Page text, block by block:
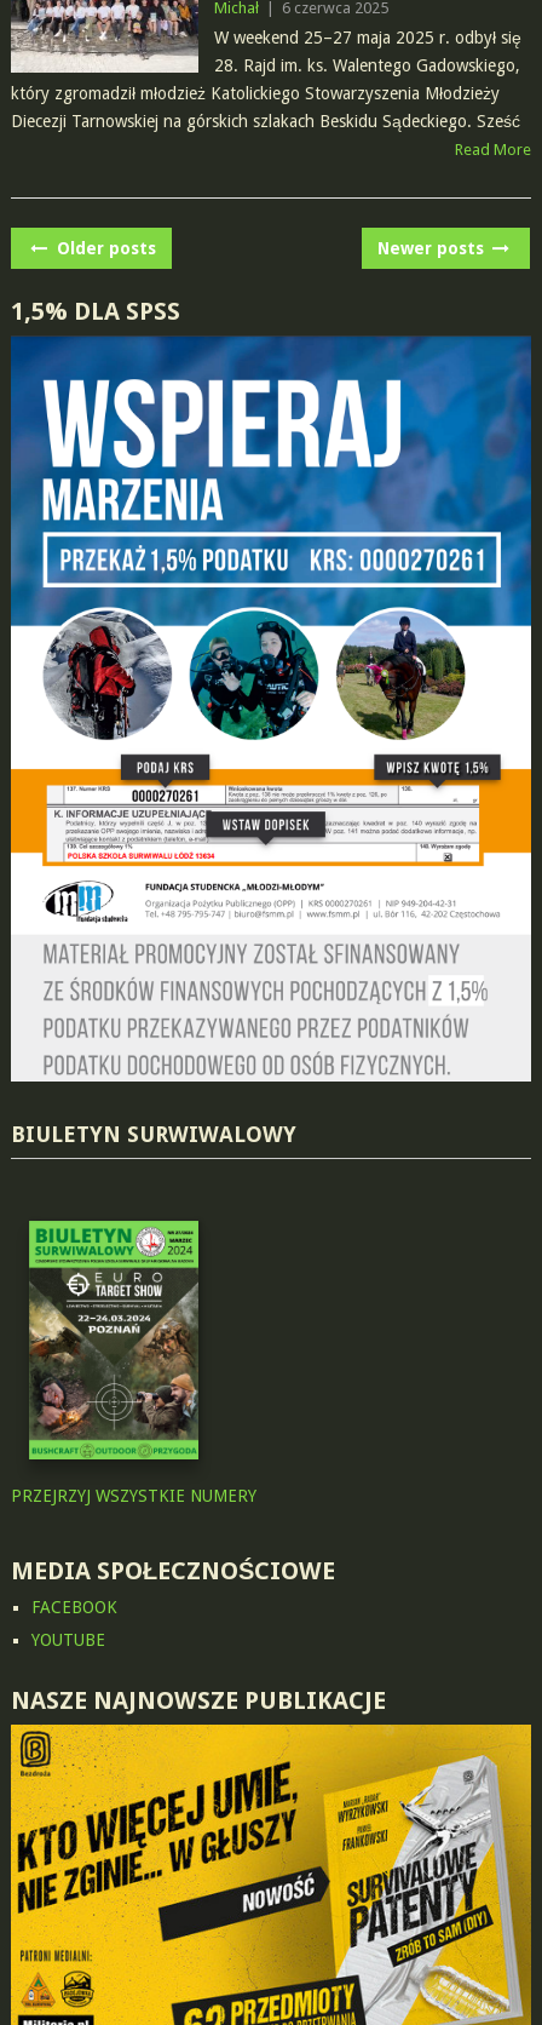
Michał 6 czerwca 2025
W weekend 25–27 maja 2025 r. odbył się
28. Rajd im. ks. Walentego Gadowskiego,
który zgromadził młodzież Katolickiego Stowarzyszenia Młodzieży
Diecezji Tarnowskiej na górskich szlakach Beskidu Sądeckiego. Sześć
Read More
POSTS
Older posts Newer posts
1,5% DLA SPSS
BIULETYN SURWIWALOWY
PRZEJRZYJ WSZYSTKIE NUMERY
MEDIA SPOŁECZNOŚCIOWE
FACEBOOK
YOUTUBE
NASZE NAJNOWSZE PUBLIKACJE